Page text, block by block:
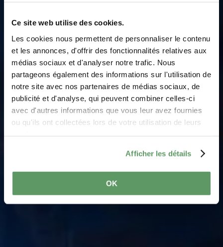
Ce site web utilise des cookies.
Les cookies nous permettent de personnaliser le contenu
et les annonces, d'offrir des fonctionnalités relatives aux
médias sociaux et d'analyser notre trafic. Nous
partageons également des informations sur l'utilisation de
notre site avec nos partenaires de médias sociaux, de
publicité et d'analyse, qui peuvent combiner celles-ci
avec d'autres informations que vous leur avez fournies
ou qu'ils ont collectées lors de votre utilisation de leurs
Afficher les détails
OK
Maison viticole Roeder
Waar? 27, Rue de la Montagne, L-6586 Steinheim